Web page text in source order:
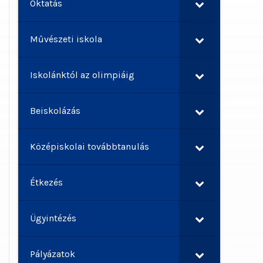
Oktatás
Művészeti iskola
Iskolánktól az olimpiáig
Beiskolázás
Középiskolai továbbtanulás
Étkezés
Ügyintézés
Pályázatok